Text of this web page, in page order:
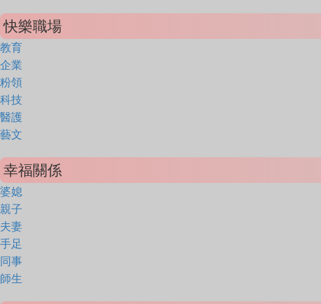
快樂職場
教育
企業
粉領
科技
醫護
藝文
幸福關係
婆媳
親子
夫妻
手足
同事
師生